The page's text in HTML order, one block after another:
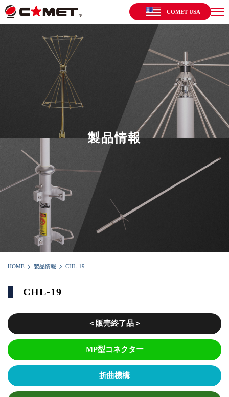
COMET USA
製品情報
HOME 製品情報 CHL-19
CHL-19
＜販売終了品＞
MP型コネクター
折曲機構